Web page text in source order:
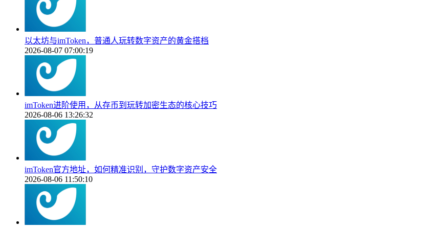
以太坊与imToken，普通人玩转数字资产的黄金搭档
2026-08-07 07:00:19
imToken进阶使用，从存币到玩转加密生态的核心技巧
2026-08-06 13:26:32
imToken官方地址，如何精准识别，守护数字资产安全
2026-08-06 11:50:10